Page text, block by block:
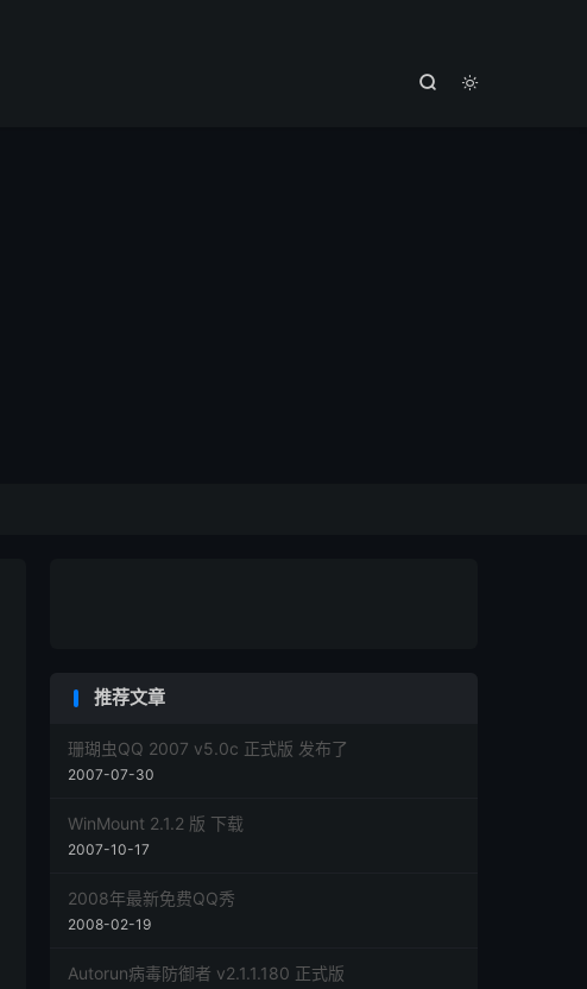


推荐文章
珊瑚虫QQ 2007 v5.0c 正式版 发布了
2007-07-30
WinMount 2.1.2 版 下载
2007-10-17
2008年最新免费QQ秀
2008-02-19
Autorun病毒防御者 v2.1.1.180 正式版